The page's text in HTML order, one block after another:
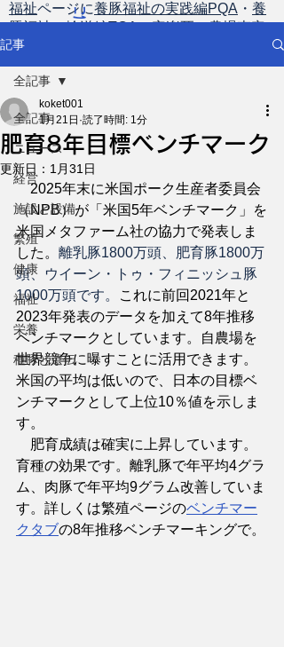
福祉ページに養豚福祉の実践編PQA ・ 養
豚福祉の輸送編TQA・安楽死・農場査定
に
記事
全記事
ニュース
経営
施設と設備
繁殖
健康
福祉
栄養
種豚と遺伝
全記事
肥育8年目標ベンチマーク
koket001
1月21日 読了時間: 1分
更新日： 1月31日
2025年末に米国ポーク生産者委員会
（NPB）が「米国5年ベンチマーク」を
米国メタファーム社の協力で発表しま
した。 離乳豚1800万頭、肥育豚1800万
頭、ウイーン・トゥ・フィニッシュ豚
1000万頭です。
これに前回2021年と
2023年発表のデータを加えて8年推移
ベンチマークとしています。自農場を
世界競争に曝すことに活用できます。
米国の平均は低いので、日本の目標ベ
ンチマークとして上位10％値を示しま
す。
肥育成績は確実に上昇しています。
育種の効果です。離乳豚で年平均4グラ
ム、肉豚で年平均9グラム改善していま
す。詳しくは繁殖ページのベンチマー
クタブの8年推移ベンチマーキングで。